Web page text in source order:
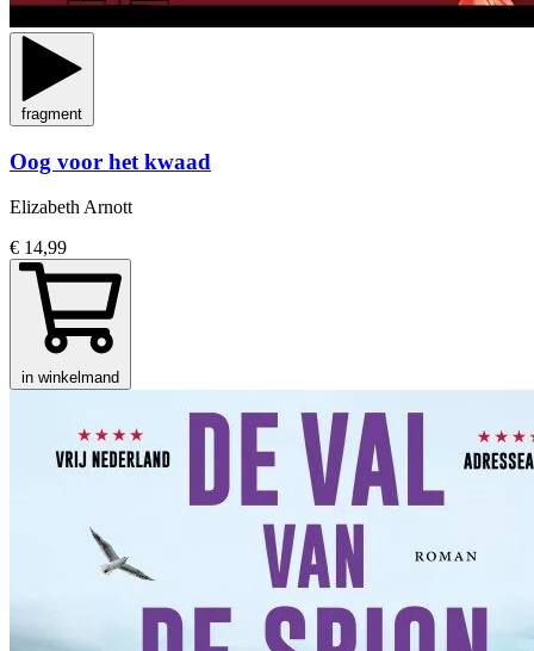
fragment
Oog voor het kwaad
Elizabeth Arnott
€ 14,99
in winkelmand